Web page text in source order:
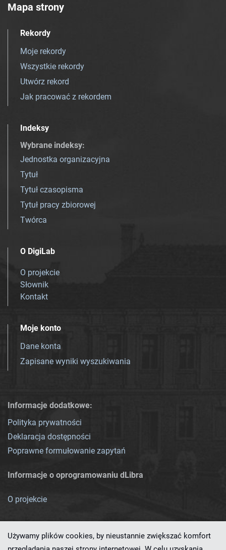
Mapa strony
Rekordy
Moje rekordy
Wszystkie rekordy
Utwórz rekord
Jak pracować z rekordem
Indeksy
Wybrane indeksy:
Jednostka organizacyjna
Tytuł
Tytuł czasopisma
Tytuł pracy zbiorowej
Twórca
O DigiLab
O projekcie
Słownik
Kontakt
Moje konto
Dane konta
Zapisane wyniki wyszukiwania
Informacje dodatkowe:
Polityka prywatności
Deklaracja dostępności
Poprawne formułowanie zapytań
Informacje o oprogramowaniu dLibra
O projekcie
Używamy plików cookies, by nieustannie zwiększać komfort